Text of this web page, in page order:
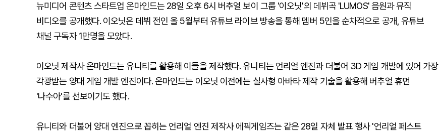
뉴미디어 콘텐츠 스타트업 온마인드는 28일 오후 6시 버추얼 보이 그룹 '이오닛'의 데뷔곡 'LUMOS' 음원과 뮤직
비디오를 공개했다. 이오닛은 데뷔 전인 올 5월부터 유튜브 라이브 방송을 통해 멤버 5인을 순차적으로 공개, 유튜브
채널 구독자 1만명을 모았다.
이오닛 제작사 온마인드는 유니티를 활용해 이들을 제작했다. 유니티는 언리얼 엔진과 더불어 3D 게임 개발에 있어 가장
각광받는 양대 게임 개발 엔진이다. 온마인드는 이오닛 이전에는 실사형 아바타 제작 기술을 활용해 버추얼 휴먼
'나수아'를 선보이기도 했다.
유니티와 더불어 양대 엔진으로 꼽히는 언리얼 엔진 제작사 에픽게임즈는 같은 28일 자체 발표 행사 '언리얼 페스트